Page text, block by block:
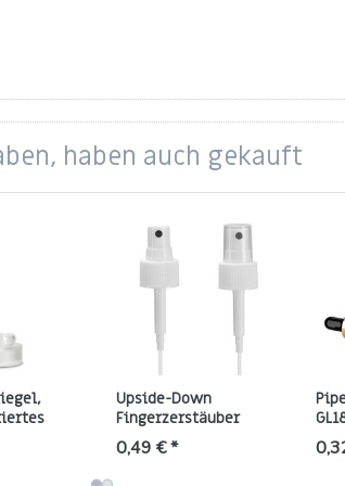
haben auch gekauft
Upside-Down
Fingerzerstäuber
24/410, weiß (PP) –
schwarze Düse, klare
0,49 € *